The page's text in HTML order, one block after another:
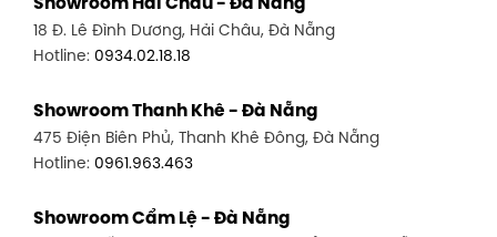
1411 Đường 3/2, P. 16, Quận 11, TP. HCM
Hotline:0906.256.759
1448 Huỳnh Tấn Phát, Phú Thuận, Quận 7, TP HCM
Hotline:0946.480.580
348 Đ. Bạch Đằng, P. 14, Bình Thạnh, TP HCM
Showroom Hải Châu - Đà Nẵng
18 Đ. Lê Đình Dương, Hải Châu, Đà Nẵng
Hotline: 0934.02.18.18
Showroom Thanh Khê - Đà Nẵng
475 Điện Biên Phủ, Thanh Khê Đông, Đà Nẵng
Hotline: 0961.963.463
Showroom Cẩm Lệ - Đà Nẵng